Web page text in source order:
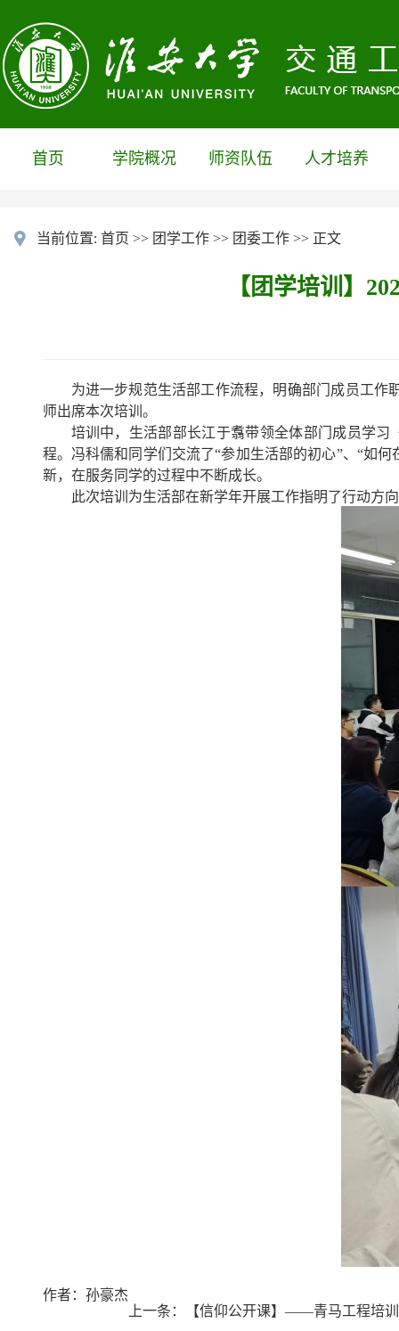
首页 学院概况 师资队伍 人才培养
当前位置: 首页 >> 团学工作 >> 团委工作 >> 正文
【团学培训】
为进一步规范生活部工作流程，明确部门成员工作
师出席本次培训。
培训中，生活部部长江于翥带领全体部门成员学
程。 冯科儒和同学们交流了“参加生活部的初心”、“如
新，在服务同学的过程中不断成长。
此次培训为生活部在新学年开展工作指明了行动方
作者：孙豪杰
上一条：
【信仰公开课】——青马工程培